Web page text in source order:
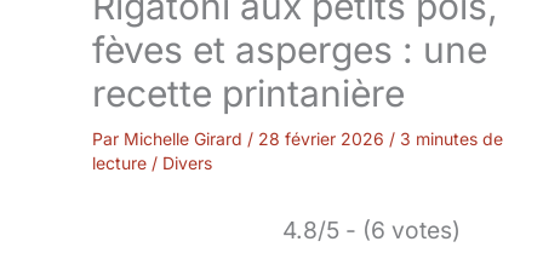
fèves et asperges : une
recette printanière
Par Michelle Girard / 28 février 2026 / 3 minutes de
lecture / Divers
4.8/5 - (6 votes)